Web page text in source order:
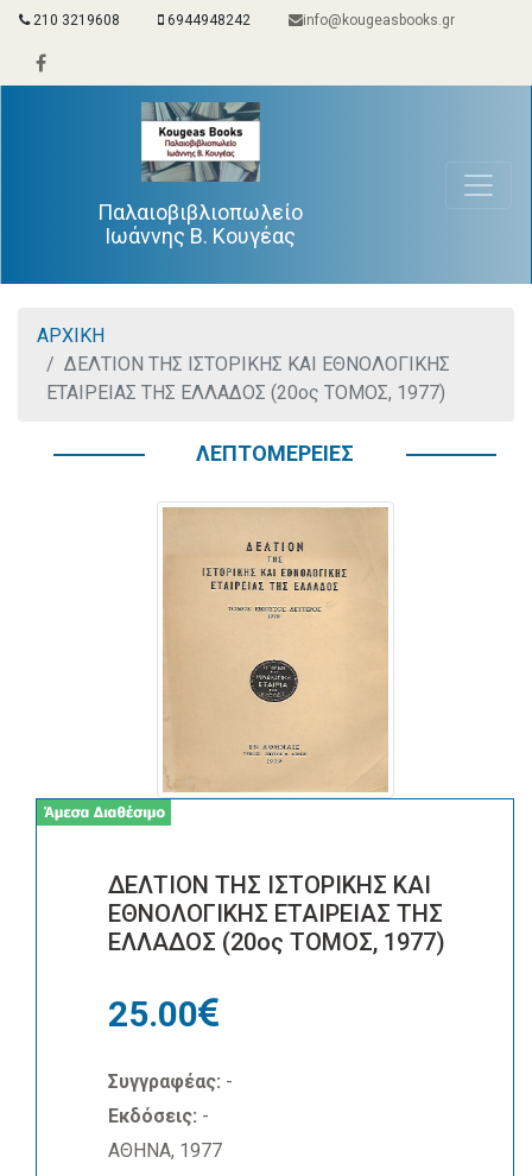
210 3219608 6944948242 info@kougeasbooks.gr
Παλαιοβιβλιοπωλείο
Ιωάννης Β. Κουγέας
ΑΡΧΙΚΗ
ΔΕΛΤΙΟΝ ΤΗΣ ΙΣΤΟΡΙΚΗΣ ΚΑΙ ΕΘΝΟΛΟΓΙΚΗΣ
ΕΤΑΙΡΕΙΑΣ ΤΗΣ ΕΛΛΑΔΟΣ (20ος ΤΟΜΟΣ, 1977)
ΛΕΠΤΟΜΕΡΕΙΕΣ
ΔΕΛΤΙΟΝ ΤΗΣ ΙΣΤΟΡΙΚΗΣ ΚΑΙ
ΕΘΝΟΛΟΓΙΚΗΣ ΕΤΑΙΡΕΙΑΣ ΤΗΣ
ΕΛΛΑΔΟΣ (20ος ΤΟΜΟΣ, 1977)
25.00
Συγγραφέας: -
Εκδόσεις: -
ΑΘΗΝΑ, 1977